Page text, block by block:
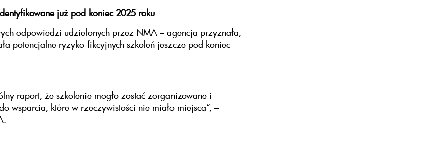
już pod koniec 2025 roku
odpowiedzi udzielonych przez NMA – agencja przyznała,
potencjalne ryzyko fikcyjnych szkoleń jeszcze pod koniec
raport, że szkolenie mogło zostać zorganizowane i
wsparcia, które w rzeczywistości nie miało miejsca“, –